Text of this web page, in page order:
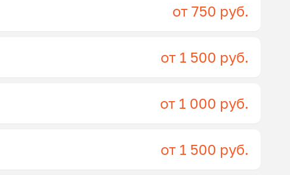
от 750 руб.
от 1 500 руб.
от 1 000 руб.
от 1 500 руб.